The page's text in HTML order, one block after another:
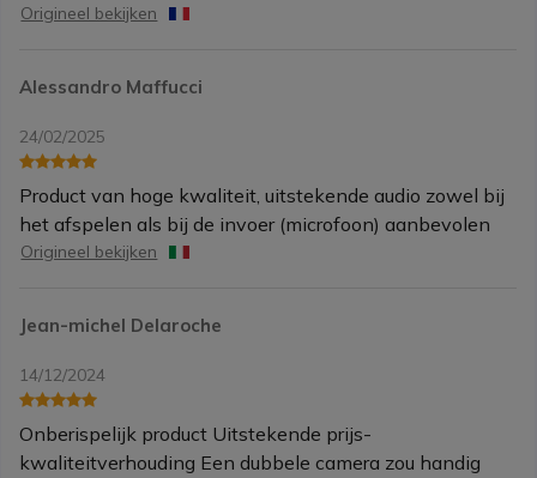
Origineel bekijken
Alessandro Maffucci
24/02/2025
Product van hoge kwaliteit, uitstekende audio zowel bij
het afspelen als bij de invoer (microfoon) aanbevolen
Origineel bekijken
Jean-michel Delaroche
14/12/2024
Onberispelijk product Uitstekende prijs-
kwaliteitverhouding Een dubbele camera zou handig